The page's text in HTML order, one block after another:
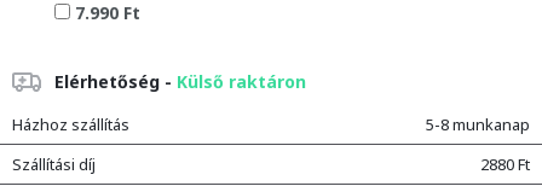
7.990 Ft
Elérhetőség - Külső raktáron
Házhoz szállítás
5-8 munkanap
Szállítási díj
2880 Ft